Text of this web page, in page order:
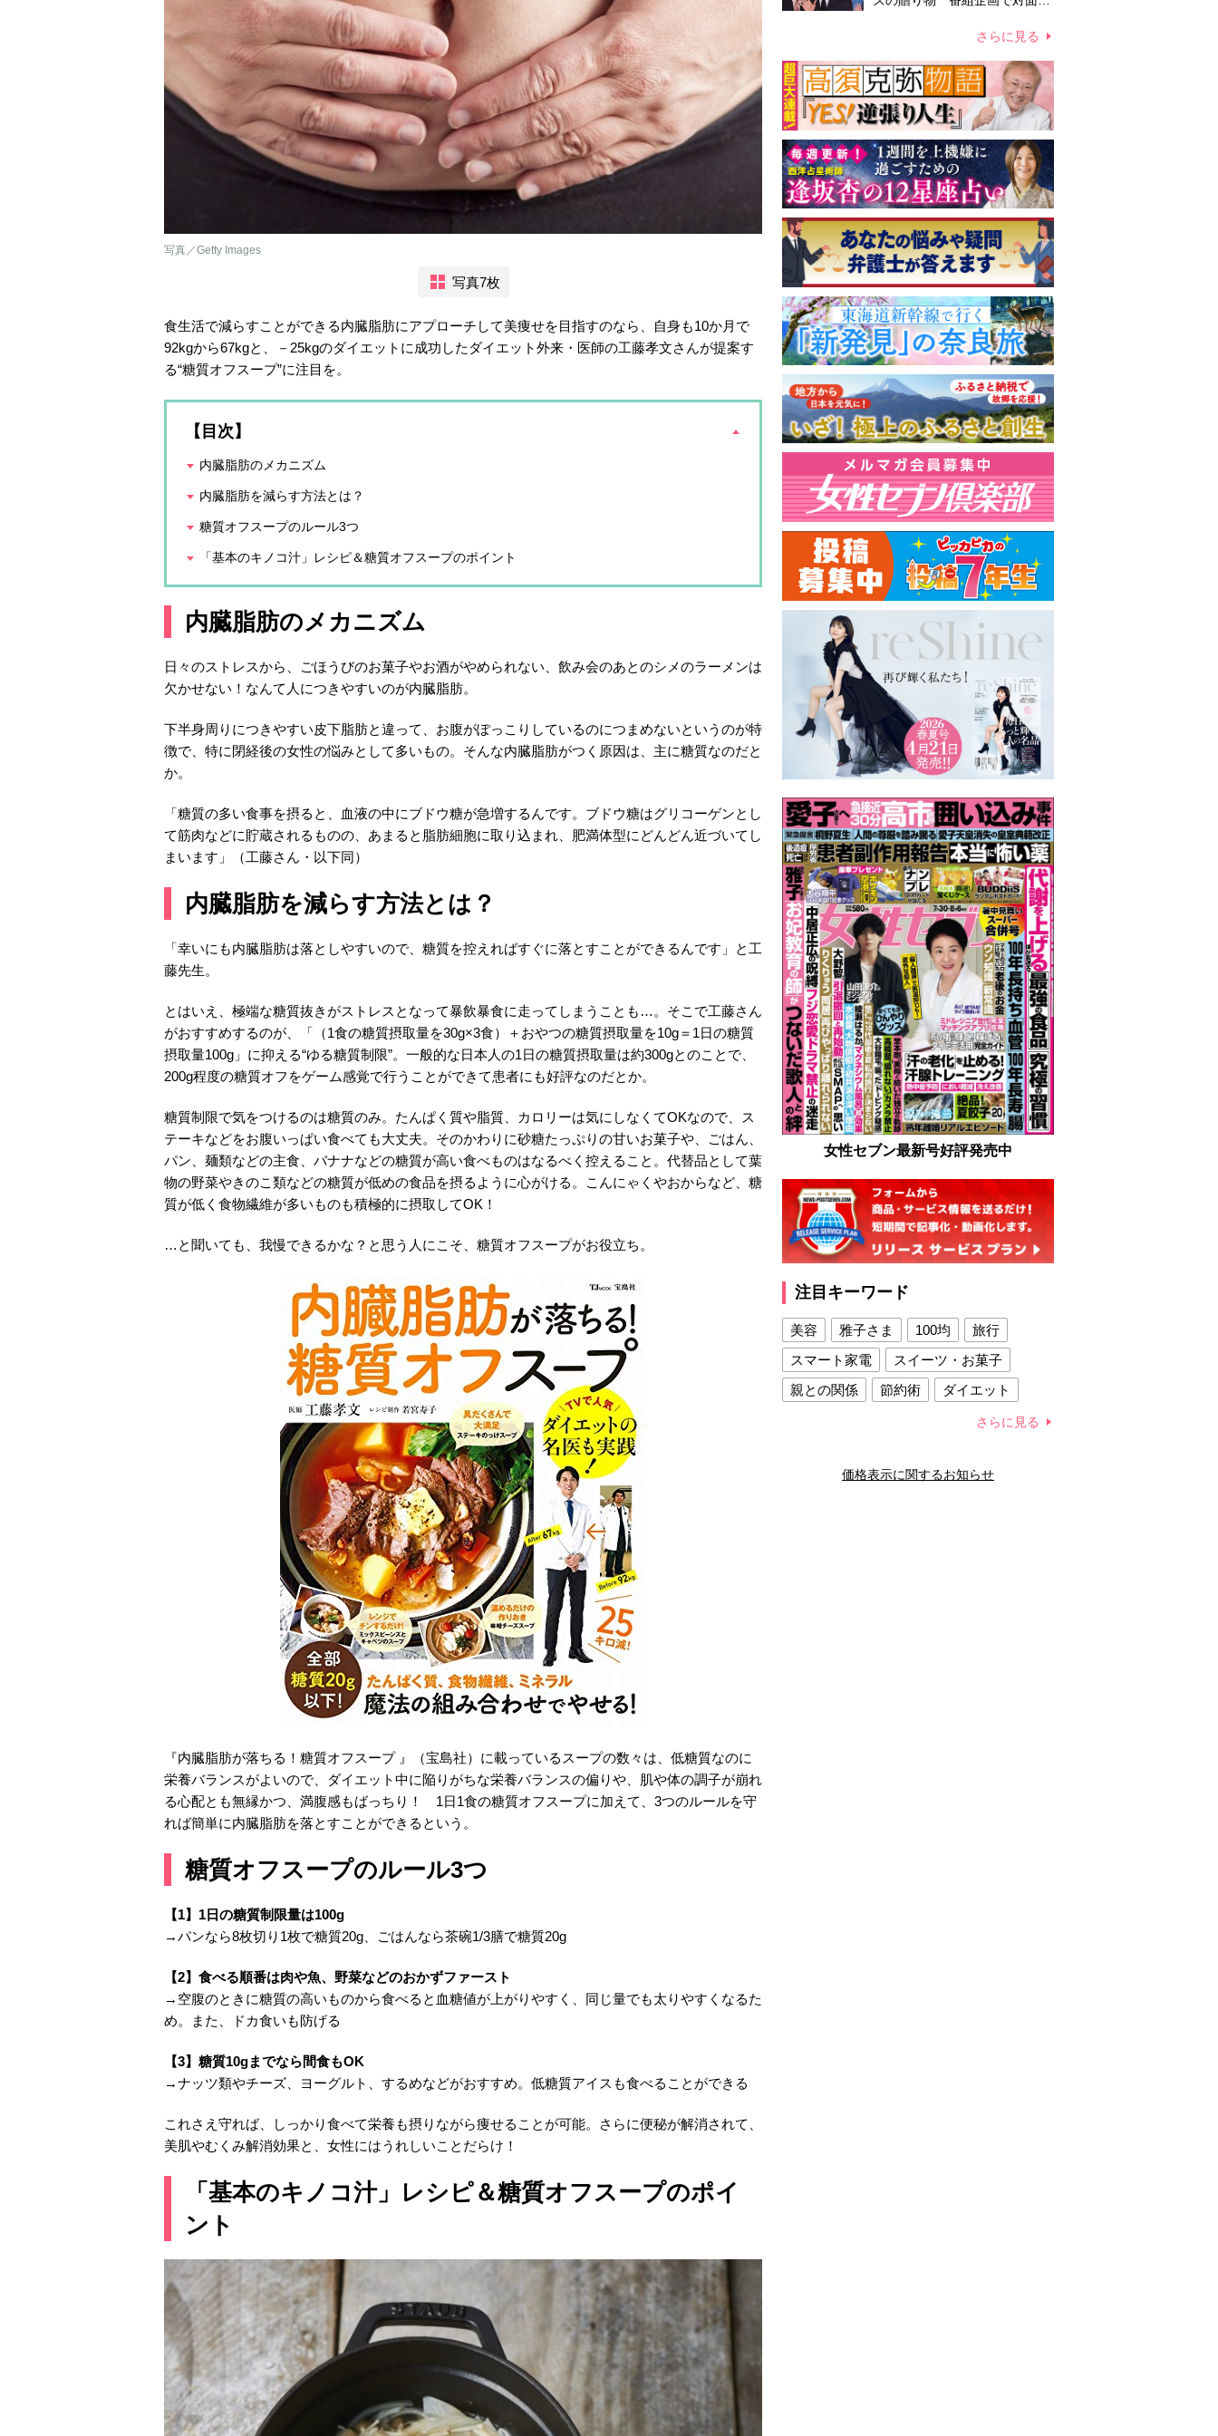
写真／Getty Images
写真7枚
食生活で減らすことができる内臓脂肪にアプローチして美痩せを目指すのなら、自身も10か月で
92kgから67kgと、－25kgのダイエットに成功したダイエット外来・医師の工藤孝文さんが提案す
る“糖質オフスープ”に注目を。
【目次】
内臓脂肪のメカニズム
内臓脂肪を減らす方法とは？
糖質オフスープのルール3つ
「基本のキノコ汁」レシピ＆糖質オフスープのポイント
内臓脂肪のメカニズム
日々のストレスから、ごほうびのお菓子やお酒がやめられない、飲み会のあとのシメのラーメンは
欠かせない！なんて人につきやすいのが内臓脂肪。
下半身周りにつきやすい皮下脂肪と違って、お腹がぽっこりしているのにつまめないというのが特
徴で、特に閉経後の女性の悩みとして多いもの。そんな内臓脂肪がつく原因は、主に糖質なのだと
か。
「糖質の多い食事を摂ると、血液の中にブドウ糖が急増するんです。ブドウ糖はグリコーゲンとし
て筋肉などに貯蔵されるものの、あまると脂肪細胞に取り込まれ、肥満体型にどんどん近づいてし
まいます」（工藤さん・以下同）
内臓脂肪を減らす方法とは？
「幸いにも内臓脂肪は落としやすいので、糖質を控えればすぐに落とすことができるんです」と工
藤先生。
とはいえ、極端な糖質抜きがストレスとなって暴飲暴食に走ってしまうことも…。そこで工藤さん
がおすすめするのが、「（1食の糖質摂取量を30g×3食）＋おやつの糖質摂取量を10g＝1日の糖質
摂取量100g」に抑える“ゆる糖質制限”。一般的な日本人の1日の糖質摂取量は約300gとのことで、
200g程度の糖質オフをゲーム感覚で行うことができて患者にも好評なのだとか。
糖質制限で気をつけるのは糖質のみ。たんぱく質や脂質、カロリーは気にしなくてOKなので、ス
テーキなどをお腹いっぱい食べても大丈夫。そのかわりに砂糖たっぷりの甘いお菓子や、ごはん、
パン、麺類などの主食、バナナなどの糖質が高い食べものはなるべく控えること。代替品として葉
物の野菜やきのこ類などの糖質が低めの食品を摂るように心がける。こんにゃくやおからなど、糖
質が低く食物繊維が多いものも積極的に摂取してOK！
…と聞いても、我慢できるかな？と思う人にこそ、糖質オフスープがお役立ち。
『内臓脂肪が落ちる！糖質オフスープ 』（宝島社）に載っているスープの数々は、低糖質なのに
栄養バランスがよいので、ダイエット中に陥りがちな栄養バランスの偏りや、肌や体の調子が崩れ
る心配とも無縁かつ、満腹感もばっちり！ 1日1食の糖質オフスープに加えて、3つのルールを守
れば簡単に内臓脂肪を落とすことができるという。
糖質オフスープのルール3つ
【1】1日の糖質制限量は100g
→パンなら8枚切り1枚で糖質20g、ごはんなら茶碗1/3膳で糖質20g
【2】食べる順番は肉や魚、野菜などのおかずファースト
→空腹のときに糖質の高いものから食べると血糖値が上がりやすく、同じ量でも太りやすくなるた
め。また、ドカ食いも防げる
【3】糖質10gまでなら間食もOK
→ナッツ類やチーズ、ヨーグルト、するめなどがおすすめ。低糖質アイスも食べることができる
これさえ守れば、しっかり食べて栄養も摂りながら痩せることが可能。さらに便秘が解消されて、
美肌やむくみ解消効果と、女性にはうれしいことだらけ！
「基本のキノコ汁」レシピ＆糖質オフスープのポイ
ント
心遣いに「うれしくて号泣しま
さらに見る
女性セブン最新号好評発売中
注目キーワード
美容 雅子さま 100均
旅行
スマート家電
スイーツ・お菓子
親との関係
節約術
ダイエット
夫との関係
新津春子 どか食い
さらに見る
価格表示に関するお知らせ